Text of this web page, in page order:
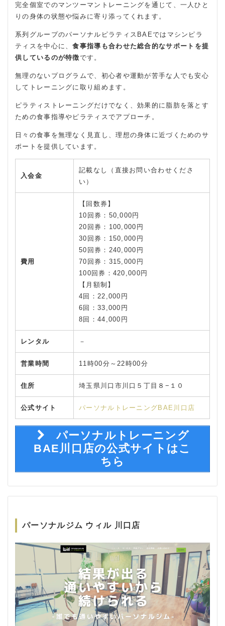
完全個室でのマンツーマントレーニングを通じて、一人ひと
りの身体の状態や悩みに寄り添ってくれます。
系列グループのパーソナルピラティスBAEではマシンピラ
ティスを中心に、食事指導も合わせた総合的なサポートを提
供しているのが特徴です。
無理のないプログラムで、初心者や運動が苦手な人でも安心
してトレーニングに取り組めます。
ピラティストレーニングだけでなく、効果的に脂肪を落とす
ための食事指導やピラティスでアプローチ。
日々の食事を無理なく見直し、理想の身体に近づくためのサ
ポートを提供しています。
入会金
記載なし（直接お問い合わせくださ
い）
費用
【回数券】
10回券：50,000円
20回券：100,000円
30回券：150,000円
50回券：240,000円
70回券：315,000円
100回券：420,000円
【月額制】
4回：22,000円
6回：33,000円
8回：44,000円
レンタル －
営業時間 11時00分～22時00分
住所 埼玉県川口市川口５丁目８−１０
公式サイト パーソナルトレーニングBAE川口店
パーソナルトレーニング
BAE川口店の公式サイトはこ
ちら
パーソナルジム ウィル 川口店